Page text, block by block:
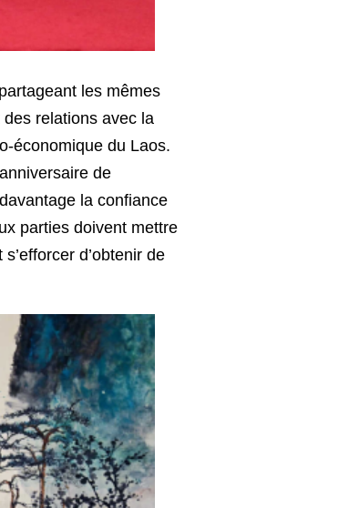
les mêmes
relations avec la
économique du Laos.
de
la confiance
parties doivent mettre
d’obtenir de